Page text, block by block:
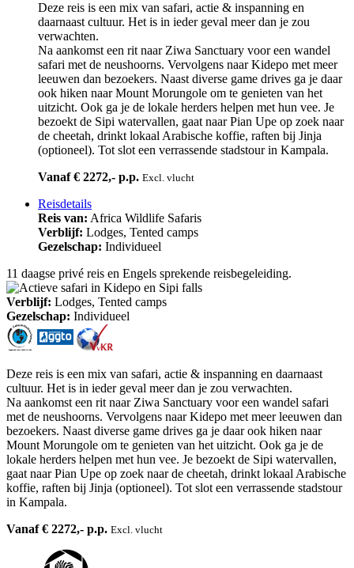
Deze reis is een mix van safari, actie & inspanning en
daarnaast cultuur. Het is in ieder geval meer dan je zou
verwachten.
Na aankomst een rit naar Ziwa Sanctuary voor een wandel
safari met de neushoorns. Vervolgens naar Kidepo met meer
leeuwen dan bezoekers. Naast diverse game drives ga je daar
ook hiken naar Mount Morungole om te genieten van het
uitzicht. Ook ga je de lokale herders helpen met hun vee. Je
bezoekt de Sipi watervallen, gaat naar Pian Upe op zoek naar
de cheetah, drinkt lokaal Arabische koffie, raften bij Jinja
(optioneel). Tot slot een verrassende stadstour in Kampala.
Vanaf € 2272,- p.p. Excl. vlucht
Reisdetails
Reis van: Africa Wildlife Safaris
Verblijf: Lodges, Tented camps
Gezelschap: Individueel
11 daagse privé reis en Engels sprekende reisbegeleiding.
Verblijf: Lodges, Tented camps
Gezelschap: Individueel
Deze reis is een mix van safari, actie & inspanning en daarnaast
cultuur. Het is in ieder geval meer dan je zou verwachten.
Na aankomst een rit naar Ziwa Sanctuary voor een wandel safari
met de neushoorns. Vervolgens naar Kidepo met meer leeuwen dan
bezoekers. Naast diverse game drives ga je daar ook hiken naar
Mount Morungole om te genieten van het uitzicht. Ook ga je de
lokale herders helpen met hun vee. Je bezoekt de Sipi watervallen,
gaat naar Pian Upe op zoek naar de cheetah, drinkt lokaal Arabische
koffie, raften bij Jinja (optioneel). Tot slot een verrassende stadstour
in Kampala.
Vanaf € 2272,- p.p. Excl. vlucht